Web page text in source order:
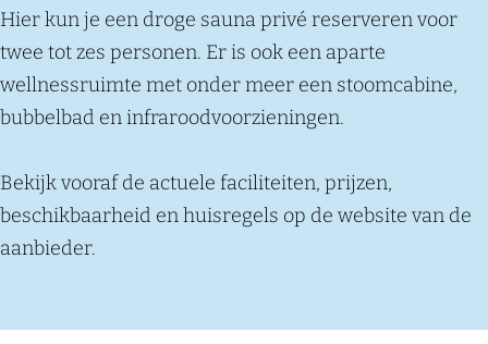
Hier kun je een droge sauna privé reserveren voor
twee tot zes personen. Er is ook een aparte
wellnessruimte met onder meer een stoomcabine,
bubbelbad en infraroodvoorzieningen.
Bekijk vooraf de actuele faciliteiten, prijzen,
beschikbaarheid en huisregels op de website van de
aanbieder.